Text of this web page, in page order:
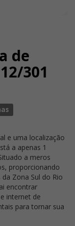
de
301
e uma localização
a apenas 1
a meros
proporcionando
Zona Sul do Rio
encontrar
internet de
para tornar sua